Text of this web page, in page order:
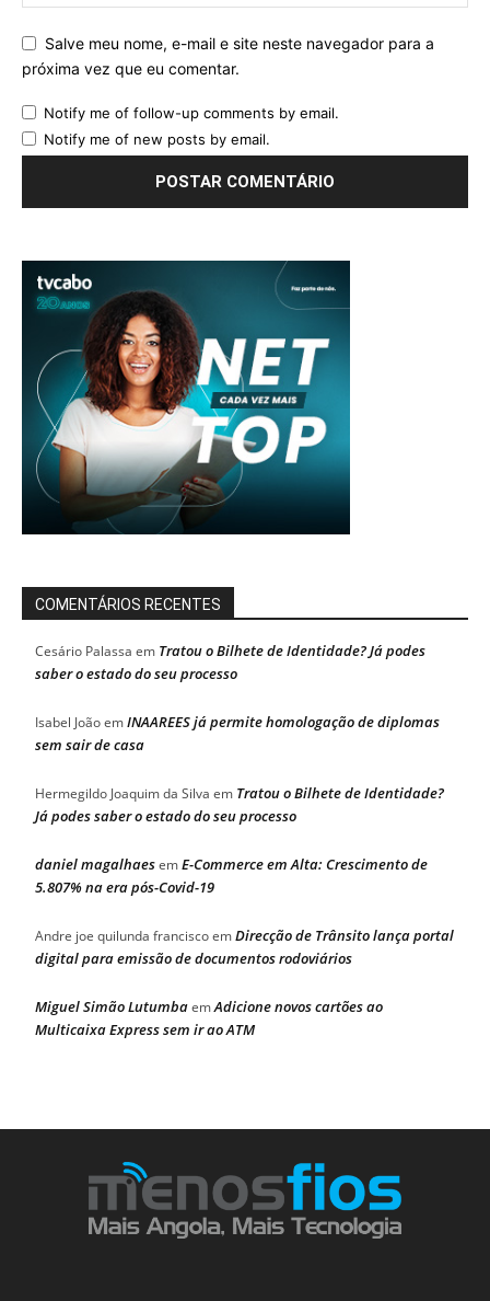
Salve meu nome, e-mail e site neste navegador para a
próxima vez que eu comentar.
Notify me of follow-up comments by email.
Notify me of new posts by email.
COMENTÁRIOS RECENTES
Cesário Palassa em Tratou o Bilhete de Identidade? Já podes
saber o estado do seu processo
Isabel JoãoemINAAREES já permite homologação de diplomas
sem sair de casa
Hermegildo Joaquim da Silva em Tratou o Bilhete de Identidade?
Já podes saber o estado do seu processo
daniel magalhaesemE-Commerce em Alta: Crescimento de
5.807% na era pós-Covid-19
Andre joe quilunda franciscoemDirecção de Trânsito lança portal
digital para emissão de documentos rodoviários
Miguel Simão LutumbaemAdicione novos cartões ao
Multicaixa Express sem ir ao ATM